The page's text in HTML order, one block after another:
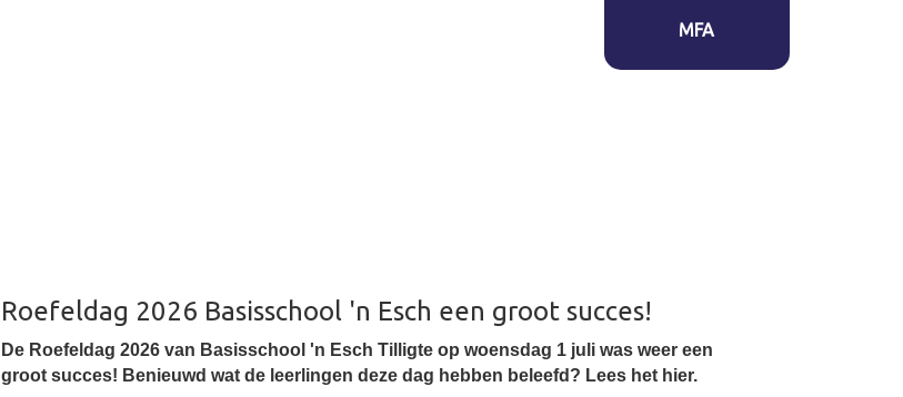
MFA
Roefeldag 2026 Basisschool 'n Esch een groot succes!
De Roefeldag 2026 van Basisschool 'n Esch Tilligte op woensdag 1 juli was weer een
groot succes! Benieuwd wat de leerlingen deze dag hebben beleefd? Lees het hier.